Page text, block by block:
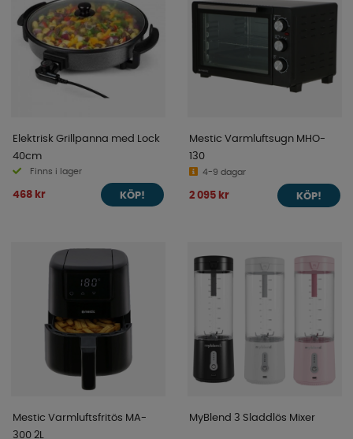
Elektrisk Grillpanna med Lock
40cm
Finns i lager
468 kr KÖP!
Mestic Varmluftsugn MHO-
130
4-9 dagar
2 095 kr KÖP!
Mestic Varmluftsfritös MA-
300 2L
MyBlend 3 Sladdlös Mixer